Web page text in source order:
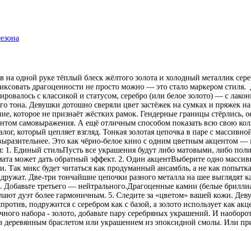
на одной руке тёплый блеск жёлтого золота и холодный металлик
драгоценности не просто можно — это стало маркером
с классикой и статусом, серебро (или белое золото) — с
тона. Девушки дотошно сверяли цвет застёжек на сумках и пряжек
которое не признаёт жёстких рамок. Гендерные границы стёрлись,
самовыражения. А ещё отличным способом показать всю свою
который цепляет взгляд. Тонкая золотая цепочка в паре с
Это как чёрно-белое кино с одним цветным акцентом
1. Единый стильПусть все украшения будут либо матовыми, либо
может дать обратный эффект. 2. Один акцентВыберите одно
Так микс будет читаться как продуманный ансамбль, а не как
Две-три тончайшие цепочки разного металла на шее выглядят
третьего — нейтрального.Драгоценные камни (белые
дуэт более гармоничным. 5. Следите за «цветом» вашей кожи.
подружится с серебром как с базой, а золото использует как
набора - золото, добавьте пару серебряных украшений. И
деревянным браслетом или украшением из эпоксидной смолы. Или